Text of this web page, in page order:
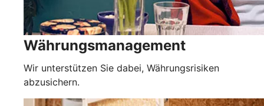
Währungsmanagement
Wir unterstützen Sie dabei, Währungsrisiken
abzusichern.